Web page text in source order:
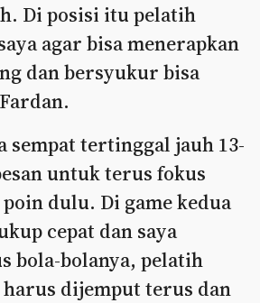
Di posisi itu pelatih
agar bisa menerapkan
dan bersyukur bisa
sempat tertinggal jauh 13-
untuk terus fokus
dulu. Di game kedua
cepat dan saya
bola-bolanya, pelatih
dijemput terus dan